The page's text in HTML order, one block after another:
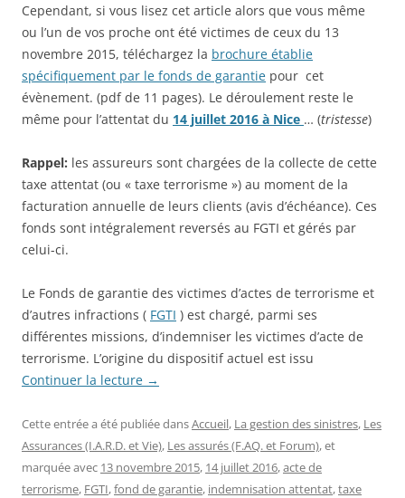
Cependant, si vous lisez cet article alors que vous même
ou l’un de vos proche ont été victimes de ceux du 13
novembre 2015, téléchargez la brochure établie
spécifiquement par le fonds de garantie pour cet
évènement. (pdf de 11 pages). Le déroulement reste le
même pour l’attentat du 14 juillet 2016 à Nice … (tristesse)
Rappel: les assureurs sont chargées de la collecte de cette
taxe attentat (ou « taxe terrorisme ») au moment de la
facturation annuelle de leurs clients (avis d’échéance). Ces
fonds sont intégralement reversés au FGTI et gérés par
celui-ci.
Le Fonds de garantie des victimes d’actes de terrorisme et
d’autres infractions ( FGTI ) est chargé, parmi ses
différentes missions, d’indemniser les victimes d’acte de
terrorisme. L’origine du dispositif actuel est issu
Continuer la lecture →
Cette entrée a été publiée dansAccueil, La gestion des sinistres, Les
Assurances (I.A.R.D. et Vie), Les assurés (F.AQ. et Forum), et
marquée avec 13 novembre 2015, 14 juillet 2016,acte de
terrorisme, FGTI,fond de garantie, indemnisation attentat,taxe